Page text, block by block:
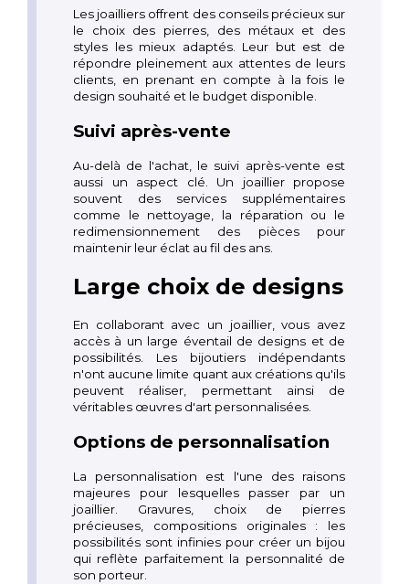
Les joailliers offrent des conseils précieux sur
le choix des pierres, des métaux et des
styles les mieux adaptés. Leur but est de
répondre pleinement aux attentes de leurs
clients, en prenant en compte à la fois le
design souhaité et le budget disponible.
Suivi après-vente
Au-delà de l'achat, le suivi après-vente est
aussi un aspect clé. Un joaillier propose
souvent des services supplémentaires
comme le nettoyage, la réparation ou le
redimensionnement des pièces pour
maintenir leur éclat au fil des ans.
Large choix de designs
En collaborant avec un joaillier, vous avez
accès à un large éventail de designs et de
possibilités. Les bijoutiers indépendants
n'ont aucune limite quant aux créations qu'ils
peuvent réaliser, permettant ainsi de
véritables œuvres d'art personnalisées.
Options de personnalisation
La personnalisation est l'une des raisons
majeures pour lesquelles passer par un
joaillier. Gravures, choix de pierres
précieuses, compositions originales : les
possibilités sont infinies pour créer un bijou
qui reflète parfaitement la personnalité de
son porteur.